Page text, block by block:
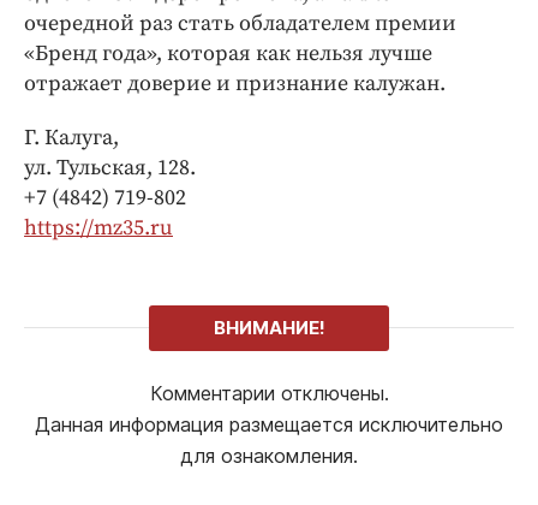
очередной раз стать обладателем премии
«Бренд года», которая как нельзя лучше
отражает доверие и признание калужан.
Г. Калуга,
ул. Тульская, 128.
+7 (4842) 719-802
https://mz35.ru
ВНИМАНИЕ!
Комментарии отключены.
Данная информация размещается исключительно
для ознакомления.